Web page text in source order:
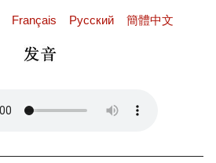
Français Pусский 簡體中文